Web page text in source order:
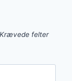
Krævede felter